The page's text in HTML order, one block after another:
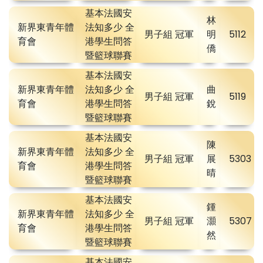
新界東青年體
育會
基本法國安
法知多少 全
港學生問答
暨籃球聯賽
男子組 冠軍
林
明
僑
5112
新界東青年體
育會
基本法國安
法知多少 全
港學生問答
暨籃球聯賽
男子組 冠軍
曲
銳
5119
新界東青年體
育會
基本法國安
法知多少 全
港學生問答
暨籃球聯賽
男子組 冠軍
陳
展
晴
5303
新界東青年體
育會
基本法國安
法知多少 全
港學生問答
暨籃球聯賽
男子組 冠軍
鍾
灝
然
5307